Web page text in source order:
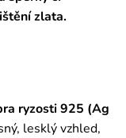
zlata.
ryzosti 925 (Ag
lesklý vzhled,